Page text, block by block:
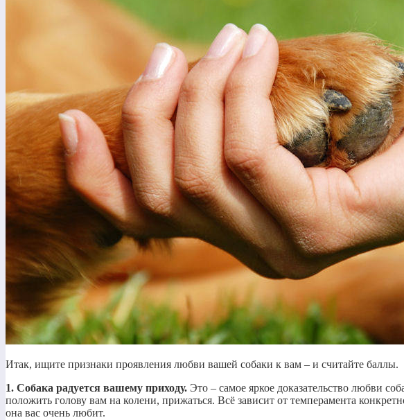
Итак, ищите признаки проявления любви вашей собаки к вам – и считайте баллы.
1. Собака радуется вашему приходу. Это – самое яркое доказательство любви
положить голову вам на колени, прижаться. Всё зависит от темперамента
она вас очень любит.